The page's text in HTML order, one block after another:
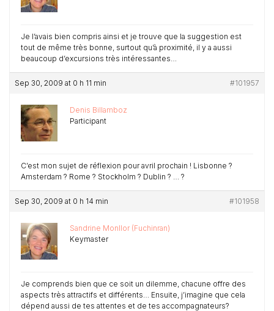
Je l’avais bien compris ainsi et je trouve que la suggestion est
tout de même très bonne, surtout qu’à proximité, il y a aussi
beaucoup d’excursions très intéressantes…
Sep 30, 2009 at 0 h 11 min #101957
Denis Billamboz
Participant
C’est mon sujet de réflexion pour avril prochain ! Lisbonne ?
Amsterdam ? Rome ? Stockholm ? Dublin ? … ?
Sep 30, 2009 at 0 h 14 min #101958
Sandrine Monllor (Fuchinran)
Keymaster
Je comprends bien que ce soit un dilemme, chacune offre des
aspects très attractifs et différents… Ensuite, j’imagine que cela
dépend aussi de tes attentes et de tes accompagnateurs?